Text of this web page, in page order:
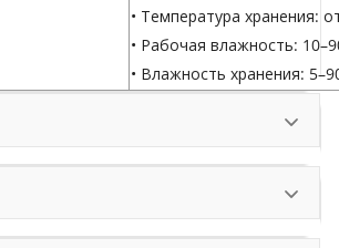
• Температура хранения:
• Рабочая влажность:
• Влажность хранения: